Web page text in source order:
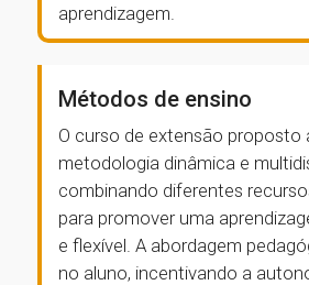
aprendizagem.
Métodos de ensino
O curso de extensão proposto
metodologia dinâmica e
combinando diferentes
para promover uma
e flexível. A abordagem
no aluno, incentivando a